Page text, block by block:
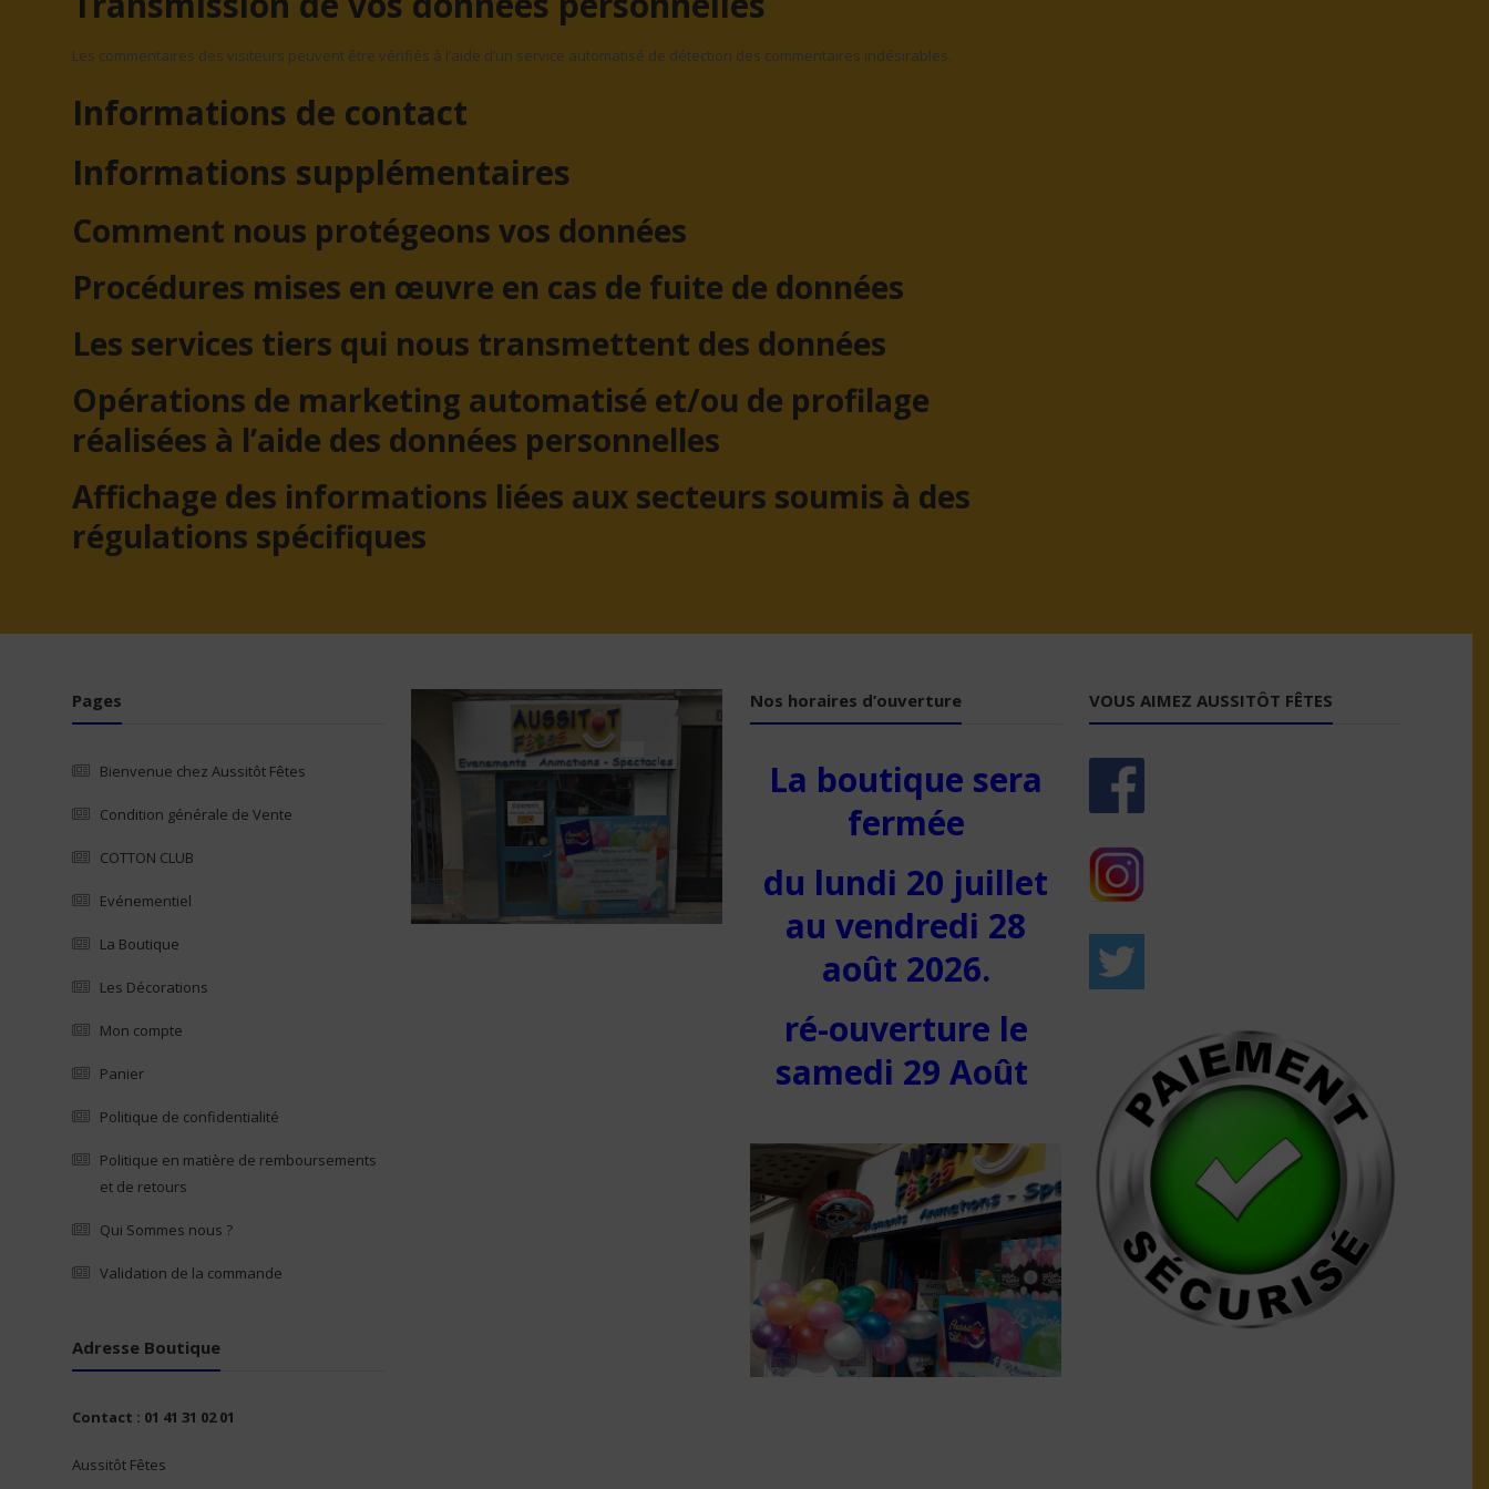
Les commentaires des visiteurs peuvent être vérifiés à l’aide d’un service automatisé de détection des commentaires indésirables.
Informations de contact
Informations supplémentaires
Comment nous protégeons vos données
Procédures mises en œuvre en cas de fuite de données
Les services tiers qui nous transmettent des données
Opérations de marketing automatisé et/ou de profilage
réalisées à l’aide des données personnelles
Affichage des informations liées aux secteurs soumis à des
régulations spécifiques
Pages
Bienvenue chez Aussitôt Fêtes
Condition générale de Vente
COTTON CLUB
Evénementiel
La Boutique
Les Décorations
Mon compte
Panier
Politique de confidentialité
Politique en matière de remboursements
et de retours
Qui Sommes nous ?
Validation de la commande
Adresse Boutique
Contact : 01 41 31 02 01
Aussitôt Fêtes
Nos horaires d’ouverture
La boutique sera
fermée
du lundi 20 juillet
au vendredi 28
août 2026.
ré-ouverture le
samedi 29 Août
VOUS AIMEZ AUSSITÔT FÊTES